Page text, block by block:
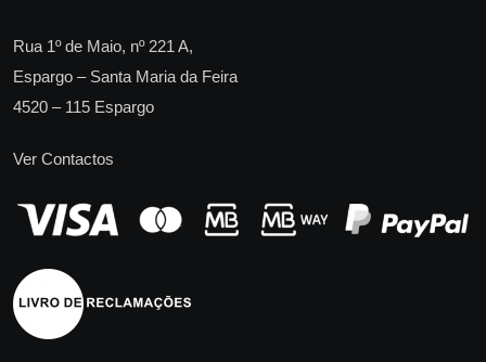
Rua 1º de Maio, nº 221 A,
Espargo – Santa Maria da Feira
4520 – 115 Espargo
Ver Contactos